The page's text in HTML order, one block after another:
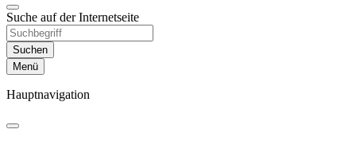
Suche auf der Internetseite
Suchen
Menü
Hauptnavigation